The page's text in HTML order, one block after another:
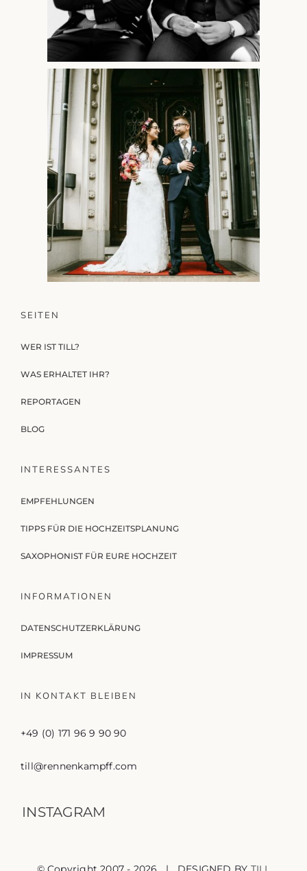
SEITEN
WER IST TILL?
WAS ERHALTET IHR?
REPORTAGEN
BLOG
INTERESSANTES
EMPFEHLUNGEN
TIPPS FÜR DIE HOCHZEITSPLANUNG
SAXOPHONIST FÜR EURE HOCHZEIT
INFORMATIONEN
DATENSCHUTZERKLÄRUNG
IMPRESSUM
IN KONTAKT BLEIBEN
+49 (0) 171 96 9 90 90
till@rennenkampff.com
INSTAGRAM